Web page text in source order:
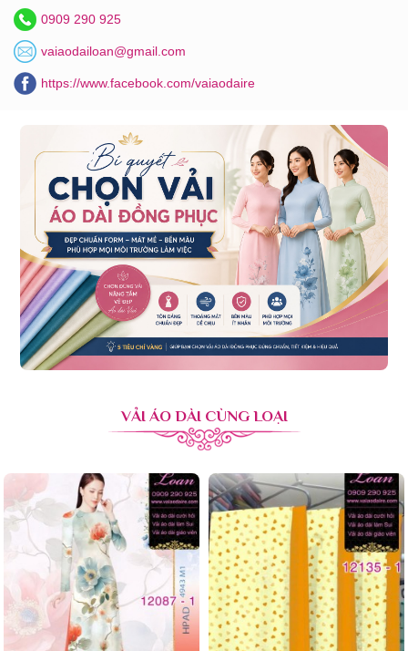
0909 290 925
vaiaodailoan@gmail.com
https://www.facebook.com/vaiaodaire
VẢI ÁO DÀI CÙNG LOẠI